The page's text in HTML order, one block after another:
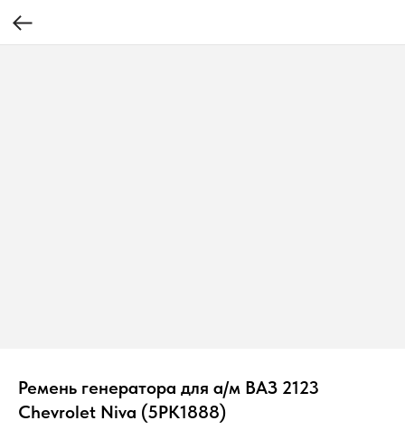
Ремень генератора для а/м ВАЗ 2123
Chevrolet Niva (5РК1888)